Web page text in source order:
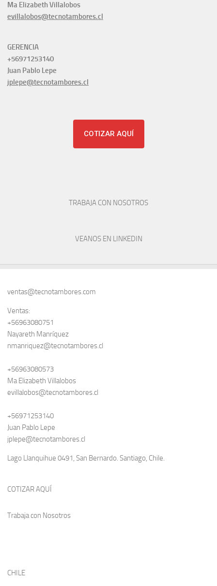
Ma Elizabeth Villalobos
evillalobos@tecnotambores.cl
GERENCIA
+56971253140
Juan Pablo Lepe
jplepe@tecnotambores.cl
COTIZAR AQUÍ
TRABAJA CON NOSOTROS
VEANOS EN LINKEDIN
ventas@tecnotambores.com
Ventas:
+56963080751
Nayareth Manríquez
nmanriquez@tecnotambores.cl
+56963080573
Ma Elizabeth Villalobos
evillalobos@tecnotambores.cl
+56971253140
Juan Pablo Lepe
jplepe@tecnotambores.cl
Lago Llanquihue 0491, San Bernardo. Santiago, Chile.
COTIZAR AQUÍ
Trabaja con Nosotros
CHILE